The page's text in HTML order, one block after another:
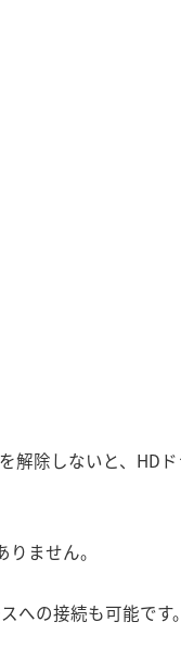
解除しないと、HD
ません。
への接続も可能です。